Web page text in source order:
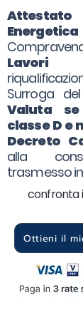
Lavori
Surroga
Valuta
classe D e
Decreto
alla
trasmesso in
confronta
Ottieni il